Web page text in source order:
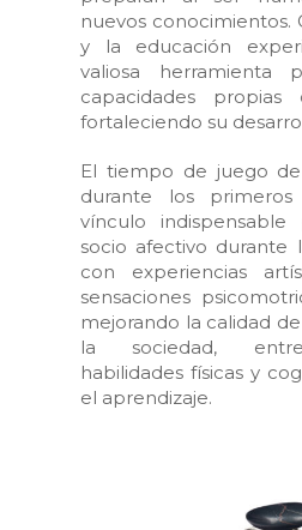
nuevos conocimientos.
y la educación
valiosa herramienta
capacidades propias
fortaleciendo su
El tiempo de juego
durante los
vínculo
socio afectivo durante
con experiencias
sensaciones
mejorando la calidad
la sociedad,
habilidades físicas y
el aprendizaje.